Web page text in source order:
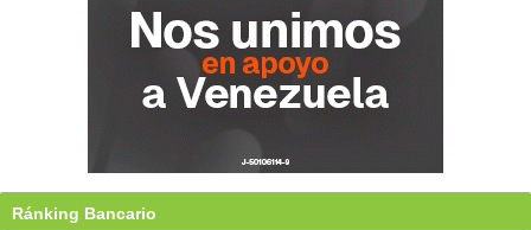
Ránking Bancario